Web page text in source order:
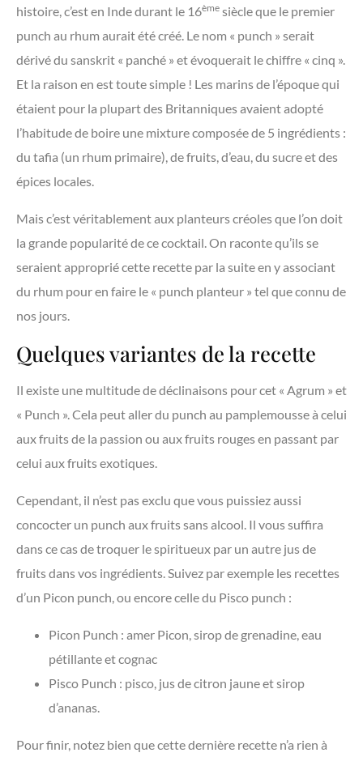
histoire, c’est en Inde durant le 16ème siècle que le premier
punch au rhum aurait été créé. Le nom « punch » serait
dérivé du sanskrit « panché » et évoquerait le chiffre « cinq ».
Et la raison en est toute simple ! Les marins de l’époque qui
étaient pour la plupart des Britanniques avaient adopté
l’habitude de boire une mixture composée de 5 ingrédients :
du tafia (un rhum primaire), de fruits, d’eau, du sucre et des
épices locales.
Mais c’est véritablement aux planteurs créoles que l’on doit
la grande popularité de ce cocktail. On raconte qu’ils se
seraient approprié cette recette par la suite en y associant
du rhum pour en faire le « punch planteur » tel que connu de
nos jours.
Quelques variantes de la recette
Il existe une multitude de déclinaisons pour cet « Agrum » et
« Punch ». Cela peut aller du punch au pamplemousse à celui
aux fruits de la passion ou aux fruits rouges en passant par
celui aux fruits exotiques.
Cependant, il n’est pas exclu que vous puissiez aussi
concocter un punch aux fruits sans alcool. Il vous suffira
dans ce cas de troquer le spiritueux par un autre jus de
fruits dans vos ingrédients. Suivez par exemple les recettes
d’un Picon punch, ou encore celle du Pisco punch :
Picon Punch : amer Picon, sirop de grenadine, eau
pétillante et cognac
Pisco Punch : pisco, jus de citron jaune et sirop
d’ananas.
Pour finir, notez bien que cette dernière recette n’a rien à